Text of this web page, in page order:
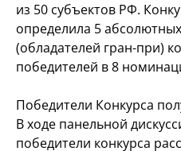
из 50 субъектов РФ.
определила 5
(обладателей гран-при)
победителей в 8
Победители Конкурса
В ходе панельной
победители конкурса